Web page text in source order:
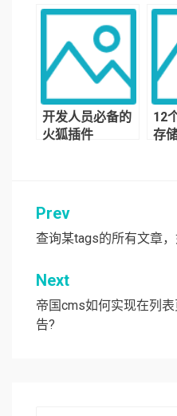
分
开发人员必备的
火狐插件
12
存
文
章
导
航
Prev
查询某tags的所有文章
Next
帝国cms如何实现在列
告?